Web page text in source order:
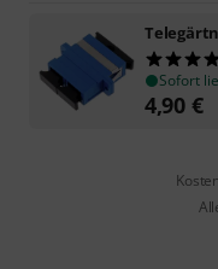
Sofort
4,90 €